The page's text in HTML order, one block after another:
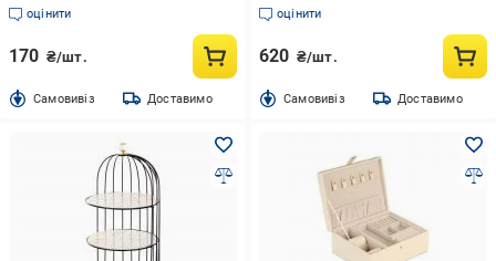
прозорий FT-004
оцінити
170 ₴/шт.
Cамовивіз Доставимо
оцінити
620 ₴/шт.
Cамовивіз Доставимо